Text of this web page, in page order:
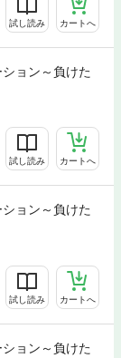
試し読み カートへ
ョン～負けた
試し読み カートへ
ョン～負けた
試し読み カートへ
ョン～負けた